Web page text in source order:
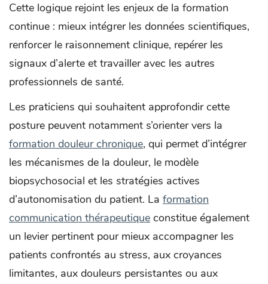
Cette logique rejoint les enjeux de la formation
continue : mieux intégrer les données scientifiques,
renforcer le raisonnement clinique, repérer les
signaux d’alerte et travailler avec les autres
professionnels de santé.
Les praticiens qui souhaitent approfondir cette
posture peuvent notamment s’orienter vers la
formation douleur chronique, qui permet d’intégrer
les mécanismes de la douleur, le modèle
biopsychosocial et les stratégies actives
d’autonomisation du patient. La formation
communication thérapeutique constitue également
un levier pertinent pour mieux accompagner les
patients confrontés au stress, aux croyances
limitantes, aux douleurs persistantes ou aux